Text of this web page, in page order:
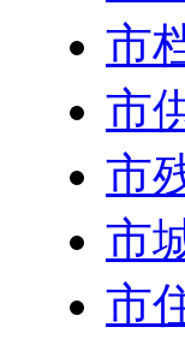
市
市
市
市
市